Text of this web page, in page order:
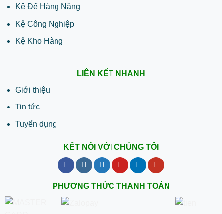
Kệ Để Hàng Nặng
Kệ Công Nghiệp
Kệ Kho Hàng
LIÊN KẾT NHANH
Giới thiệu
Tin tức
Tuyển dụng
KẾT NỐI VỚI CHÚNG TÔI
PHƯƠNG THỨC THANH TOÁN